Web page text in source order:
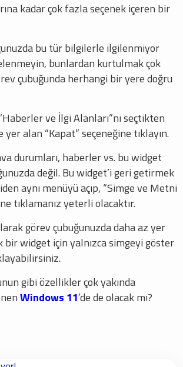
kadar çok fazla seçenek içeren bir
bu tür bilgilerle ilgilenmiyor
bunlardan kurtulmak çok
çubuğunda herhangi bir yere doğru
ve İlgi Alanları”nı seçtikten
alan “Kapat” seçeneğine tıklayın.
durumları, haberler vs. bu widget
değil. Bu widget’i geri getirmek
aynı menüyü açıp, “Simge ve Metni
tıklamanız yeterli olacaktır.
görev çubuğunuzda daha az yer
bir widget için yalnızca simgeyi göster
gibi özellikler çok yakında
Windows 11’de de olacak mı?